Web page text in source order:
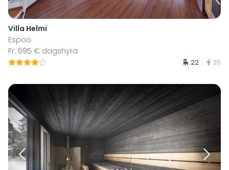
Villa Helmi
Espoo
Fr. 695 € dagshyra
22 35